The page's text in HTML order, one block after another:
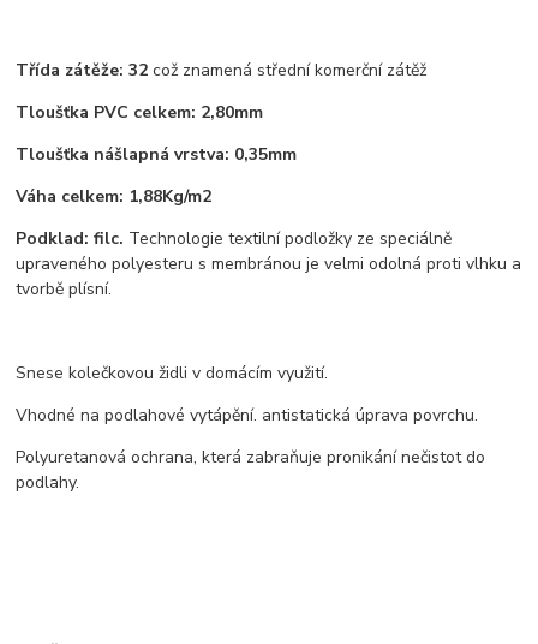
Třída zátěže: 32 což znamená střední komerční zátěž
Tloušťka PVC celkem: 2,80mm
Tloušťka nášlapná vrstva: 0,35mm
Váha celkem: 1,88Kg/m2
Podklad: filc. Technologie textilní podložky ze speciálně
upraveného polyesteru s membránou je velmi odolná proti vlhku a
tvorbě plísní.
Snese kolečkovou židli v domácím využití.
Vhodné na podlahové vytápění. antistatická úprava povrchu.
Polyuretanová ochrana, která zabraňuje pronikání nečistot do
podlahy.